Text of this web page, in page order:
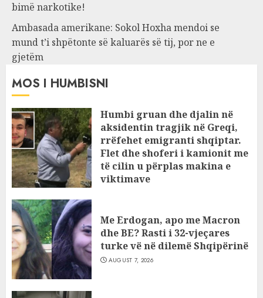
bimë narkotike!
Ambasada amerikane: Sokol Hoxha mendoi se
mund t’i shpëtonte së kaluarës së tij, por ne e
gjetëm
MOS I HUMBISNI
Humbi gruan dhe djalin në
aksidentin tragjik në Greqi,
rrëfehet emigranti shqiptar.
Flet dhe shoferi i kamionit me
të cilin u përplas makina e
viktimave
Me Erdogan, apo me Macron
dhe BE? Rasti i 32-vjeçares
turke vë në dilemë Shqipërinë
AUGUST 7, 2026